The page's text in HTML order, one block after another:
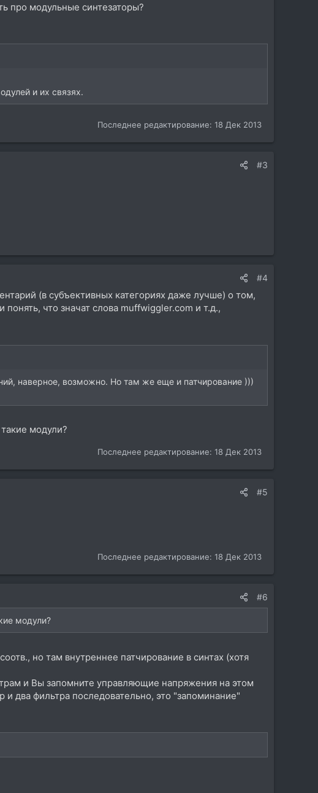
про модульные синтезаторы?
и их связях.
Последнее редактирование: 18 Дек 2013
#3
#4
(в субъективных категориях даже лучше) о том,
понять, что значат слова muffwiggler.com и т.д.,
наверное, возможно. Но там же еще и патчирование )))
модули?
Последнее редактирование: 18 Дек 2013
#5
Последнее редактирование: 18 Дек 2013
#6
модули?
но там внутреннее патчирование в синтах (хотя
и Вы запомните управляющие напряжения на этом
два фильтра последовательно, это "запоминание"